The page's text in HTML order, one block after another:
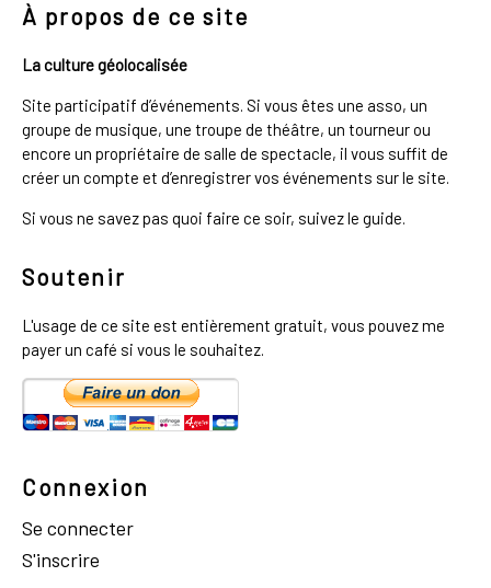
À propos de ce site
La culture géolocalisée
Site participatif d’événements. Si vous êtes une asso, un
groupe de musique, une troupe de théâtre, un tourneur ou
encore un propriétaire de salle de spectacle, il vous suffit de
créer un compte et d’enregistrer vos événements sur le site.
Si vous ne savez pas quoi faire ce soir, suivez le guide.
Soutenir
L'usage de ce site est entièrement gratuit, vous pouvez me
payer un café si vous le souhaitez.
Connexion
Se connecter
S'inscrire